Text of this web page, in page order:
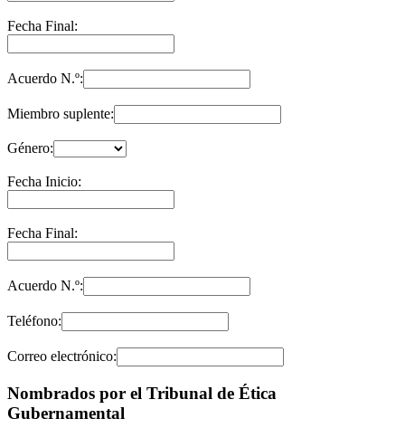
Fecha Final:
Acuerdo N.º:
Miembro suplente:
Género:
Fecha Inicio:
Fecha Final:
Acuerdo N.º:
Teléfono:
Correo electrónico:
Nombrados por el Tribunal de Ética
Gubernamental